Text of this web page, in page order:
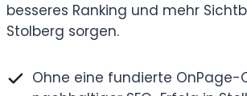
besseres Ranking und mehr
Stolberg sorgen.
Ohne eine fundierte OnPage-